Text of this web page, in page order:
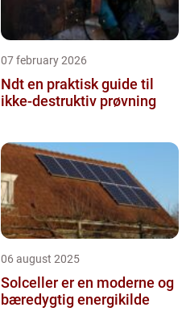
07 february 2026
Ndt en praktisk guide til
ikke-destruktiv prøvning
06 august 2025
Solceller er en moderne og
bæredygtig energikilde